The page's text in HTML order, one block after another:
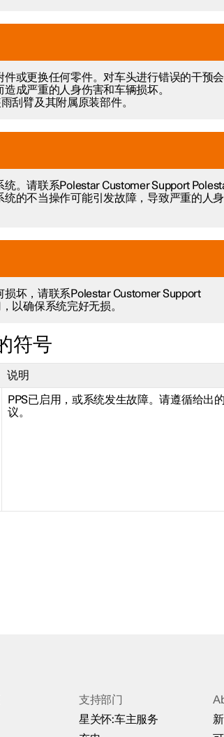
件或更换任何零件。对车头进行错误的干预
成严重的人身伤害和车辆损坏。
刮臂及其附属原装部件。
。请联系Polestar Customer Support
统的不当操作可能引发故障，导致严重的人
坏，请联系Polestar Customer Support
以确保系统完好无损。
符号
说明
PPS已启用，或系统发生故障。请遵循给出
议。
支持部门
星关怀:车主服务